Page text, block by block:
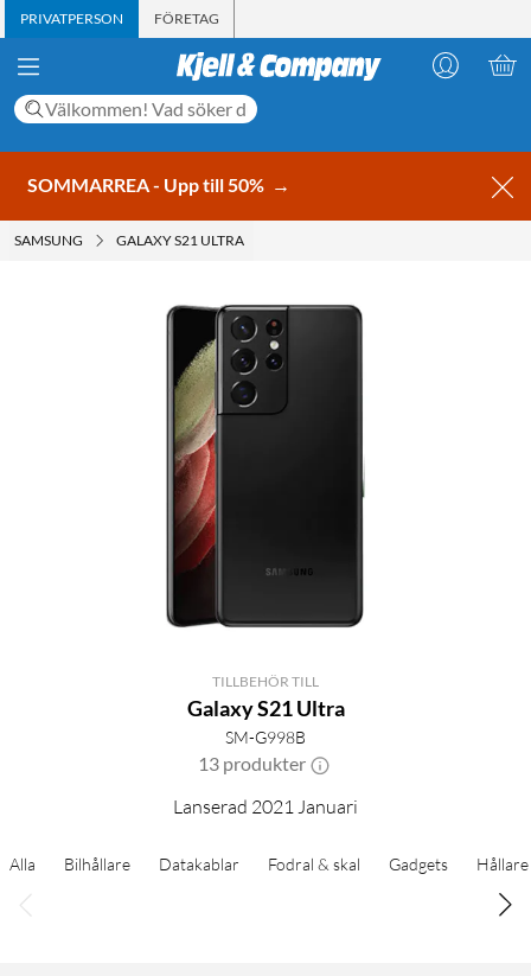
PRIVATPERSON FÖRETAG
SOMMARREA - Upp till 50% →
SAMSUNG GALAXY S21 ULTRA
TILLBEHÖR TILL
Galaxy S21 Ultra
SM-G998B
13 produkter
Lanserad 2021 Januari
Alla Bilhållare Datakablar Fodral & skal Gadgets Hållare